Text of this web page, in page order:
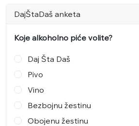
DajŠtaDaš anketa
Koje alkoholno piće volite?
Daj Šta Daš
Pivo
Vino
Bezbojnu žestinu
Obojenu žestinu